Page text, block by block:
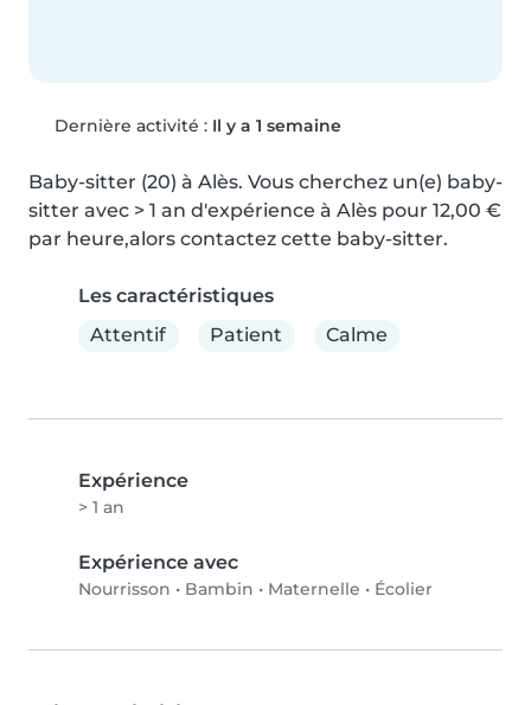
Dernière activité : Il y a 1 semaine
Baby-sitter (20) à Alès. Vous cherchez un(e) baby-
sitter avec > 1 an d'expérience à Alès pour 12,00 €
par heure,alors contactez cette baby-sitter.
Les caractéristiques
Attentif
Patient Calme
Expérience
> 1 an
Expérience avec
Nourrisson • Bambin • Maternelle • Écolier